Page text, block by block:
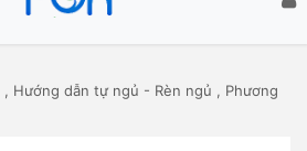
, Hướng dẫn tự ngủ - Rèn ngủ , Phương